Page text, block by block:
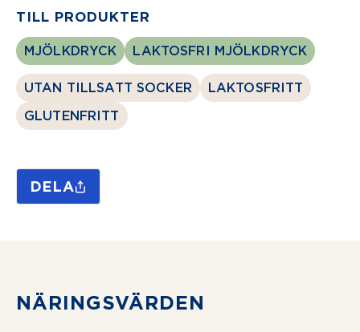
TILL PRODUKTER
MJÖLKDRYCK LAKTOSFRI MJÖLKDRYCK
UTAN TILLSATT SOCKER
LAKTOSFRITT
GLUTENFRITT
DELA
NÄRINGSVÄRDEN